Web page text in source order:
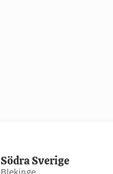
Södra Sverige